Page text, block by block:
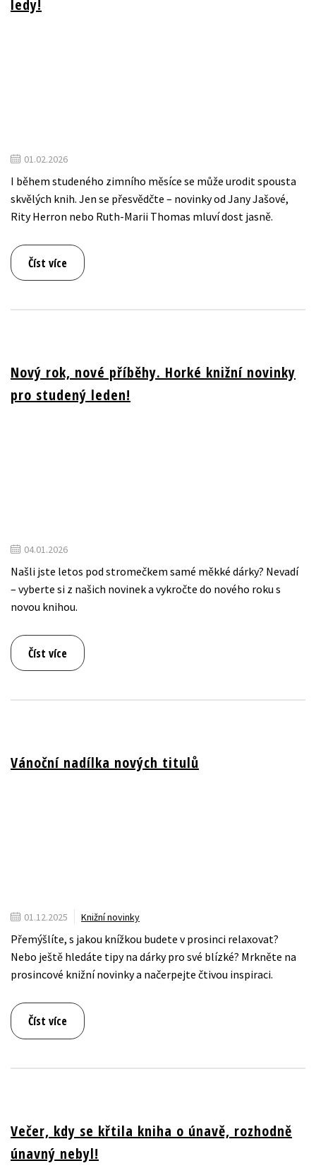
ledy!
01.02.2026
I během studeného zimního měsíce se může urodit spousta
skvělých knih. Jen se přesvědčte – novinky od Jany Jašové,
Rity Herron nebo Ruth-Marii Thomas mluví dost jasně.
Číst více
Nový rok, nové příběhy. Horké knižní novinky
pro studený leden!
04.01.2026
Našli jste letos pod stromečkem samé měkké dárky? Nevadí
– vyberte si z našich novinek a vykročte do nového roku s
novou knihou.
Číst více
Vánoční nadílka nových titulů
01.12.2025 Knižní novinky
Přemýšlíte, s jakou knížkou budete v prosinci relaxovat?
Nebo ještě hledáte tipy na dárky pro své blízké? Mrkněte na
prosincové knižní novinky a načerpejte čtivou inspiraci.
Číst více
Večer, kdy se křtila kniha o únavě, rozhodně
únavný nebyl!